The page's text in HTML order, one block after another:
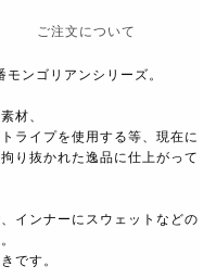
ご注文について
ンゴリアンシリーズ。
材、
ライプを使用する等、 現在に
り抜かれた逸品に仕上がって
インナーにスウェットなどの
です。